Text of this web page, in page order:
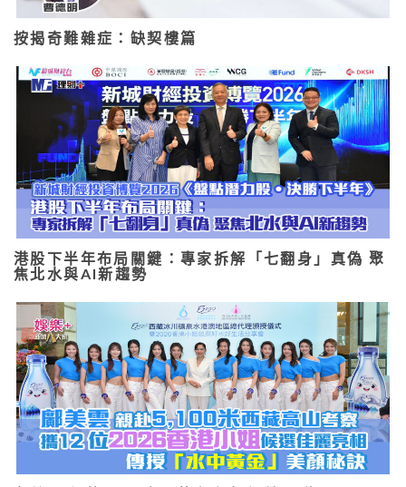
按揭奇難雜症：缺契樓篇
港股下半年布局關鍵：專家拆解「七翻身」真偽 聚
焦北水與AI新趨勢